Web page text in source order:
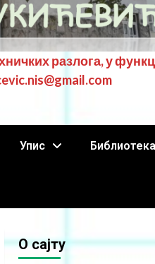
разлога, у
Упис Библиотека
O сајту